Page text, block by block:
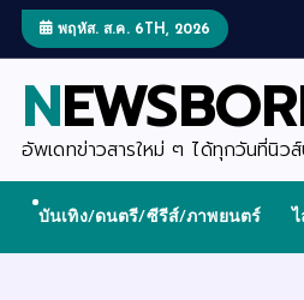
t
พฤหัส. ส.ค. 6TH, 2026
อัพเดทข่าวสารใหม่ ๆ ได้ทุกวันที่นิว
บันเทิง/ดนตรี/ซีรีส์/ภาพยนตร์